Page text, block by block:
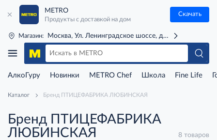
METRO
Продукты с доставкой на дом
Скачать
Магазин: Москва, Ул. Ленинградское шоссе, д. 71Г (м. Речной
АлкоГуру Новинки METRO Chef Школа Fine Life
Каталог Бренд ПТИЦЕФАБРИКА ЛЮБИНСКАЯ
Бренд ПТИЦЕФАБРИКА
ЛЮБИНСКАЯ
8 товаров